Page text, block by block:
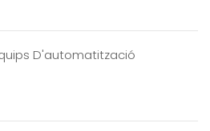
D'automatització